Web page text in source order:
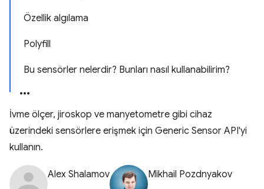
Özellik algılama
Polyfill
Bu sensörler nelerdir? Bunları nasıl kullanabilirim?
İvme ölçer, jiroskop ve manyetometre gibi cihaz
üzerindeki sensörlere erişmek için Generic Sensor API'yi
kullanın.
Alex Shalamov Mikhail Pozdnyakov